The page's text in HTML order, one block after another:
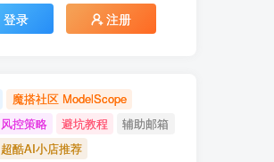
登录 注册
登录 注册
魔搭社区 ModelScope
风控策略 避坑教程
辅助邮箱
超酷AI小店推荐